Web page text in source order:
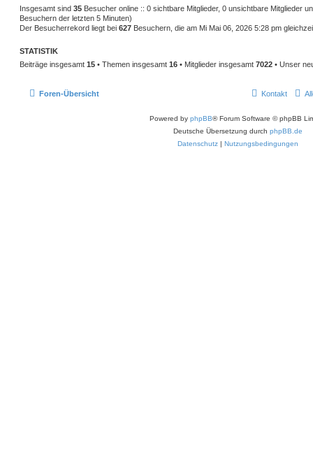
Insgesamt sind 35 Besucher online :: 0 sichtbare Mitglieder, 0 unsichtbare Mitglieder
Besuchern der letzten 5 Minuten)
Der Besucherrekord liegt bei 627 Besuchern, die am Mi Mai 06, 2026 5:28 pm
STATISTIK
Beiträge insgesamt 15 • Themen insgesamt 16 • Mitglieder insgesamt 7022 • Unser
Foren-Übersicht Kontakt
Powered by phpBB® Forum Software © phpBB
Deutsche Übersetzung durch phpBB.de
Datenschutz | Nutzungsbedingungen